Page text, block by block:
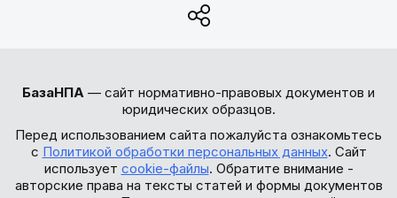
БазаНПА — сайт нормативно-правовых документов и
юридических образцов.
Перед использованием сайта пожалуйста ознакомьтесь
с Политикой обработки персональных данных. Сайт
использует cookie-файлы. Обратите внимание -
авторские права на тексты статей и формы документов